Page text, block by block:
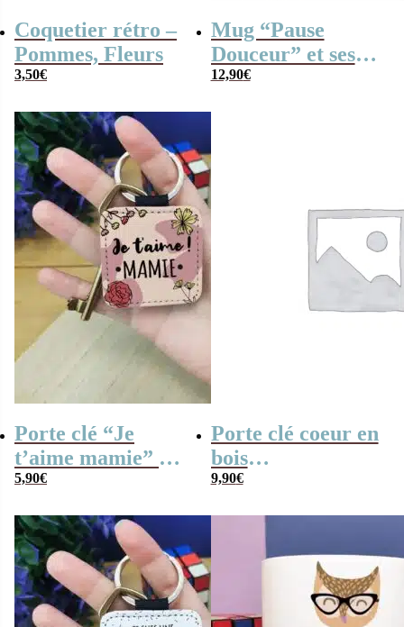
Coquetier rétro –
Pommes, Fleurs
3,50€
Mug “Pause
Douceur” et ses
caramels (x30)
12,90€
Porte clé “Je
t’aime mamie” –
Cadeau Mamie
5,90€
Porte clé coeur en
bois
personnalisable –
9,90€